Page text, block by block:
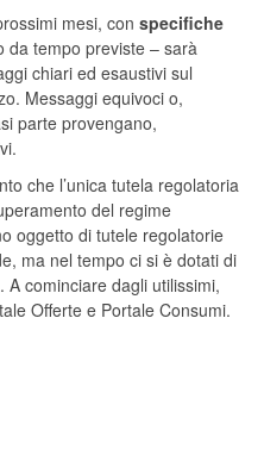
mesi, con specifiche
da tempo previste – sarà
chiari ed esaustivi sul
Messaggi equivoci o,
parte provengano,
che l’unica tutela regolatoria
del regime
oggetto di tutele regolatorie
ma nel tempo ci si è dotati di
cominciare dagli utilissimi,
Offerte e Portale Consumi.